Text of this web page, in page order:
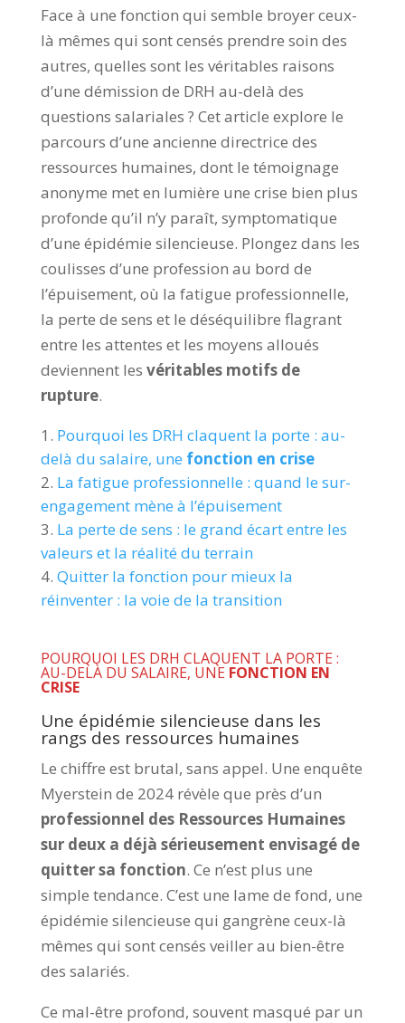
Face à une fonction qui semble broyer ceux-
là mêmes qui sont censés prendre soin des
autres, quelles sont les véritables raisons
d’une démission de DRH au-delà des
questions salariales ? Cet article explore le
parcours d’une ancienne directrice des
ressources humaines, dont le témoignage
anonyme met en lumière une crise bien plus
profonde qu’il n’y paraît, symptomatique
d’une épidémie silencieuse. Plongez dans les
coulisses d’une profession au bord de
l’épuisement, où la fatigue professionnelle,
la perte de sens et le déséquilibre flagrant
entre les attentes et les moyens alloués
deviennent les véritables motifs de
rupture.
Pourquoi les DRH claquent la porte : au-
delà du salaire, une fonction en crise
La fatigue professionnelle : quand le sur-
engagement mène à l’épuisement
La perte de sens : le grand écart entre les
valeurs et la réalité du terrain
Quitter la fonction pour mieux la
réinventer : la voie de la transition
POURQUOI LES DRH CLAQUENT LA PORTE :
AU-DELÀ DU SALAIRE, UNE FONCTION EN
CRISE
Une épidémie silencieuse dans les
rangs des ressources humaines
Le chiffre est brutal, sans appel. Une enquête
Myerstein de 2024 révèle que près d’un
professionnel des Ressources Humaines
sur deux a déjà sérieusement envisagé de
quitter sa fonction. Ce n’est plus une
simple tendance. C’est une lame de fond, une
épidémie silencieuse qui gangrène ceux-là
mêmes qui sont censés veiller au bien-être
des salariés.
Ce mal-être profond, souvent masqué par un